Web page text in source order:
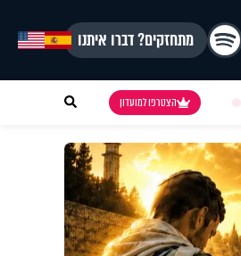
מתחזקים? דברו איתנו
הצטרפו למועדון